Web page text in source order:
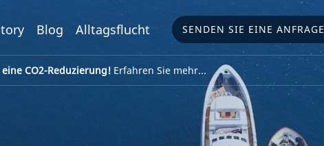
Blog Alltagsflucht SENDEN SIE EINE ANFRAGE
CO2-Reduzierung!Erfahren Sie mehr...